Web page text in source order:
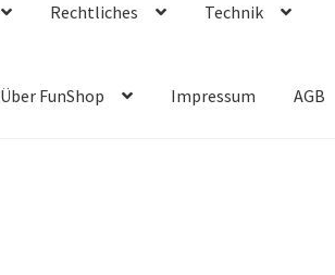
Rechtliches Technik
Über FunShop Impressum AGB